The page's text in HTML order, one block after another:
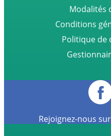
Modalités
Conditions
Politique de
Rejoignez-nous